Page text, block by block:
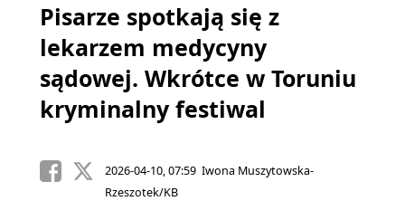
Pisarze spotkają się z
lekarzem medycyny
sądowej. Wkrótce w Toruniu
kryminalny festiwal
2026-04-10, 07:59 Iwona Muszytowska-
Rzeszotek/KB